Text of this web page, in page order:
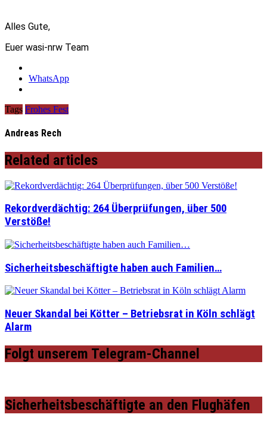
Alles Gute,
Euer wasi-nrw Team
WhatsApp
Tags Frohes Fest
Andreas Rech
Related articles
Rekordverdächtig: 264 Überprüfungen, über 500
Verstöße!
Sicherheitsbeschäftigte haben auch Familien…
Neuer Skandal bei Kötter – Betriebsrat in Köln schlägt
Alarm
Folgt unserem Telegram-Channel
Sicherheitsbeschäftigte an den Flughäfen